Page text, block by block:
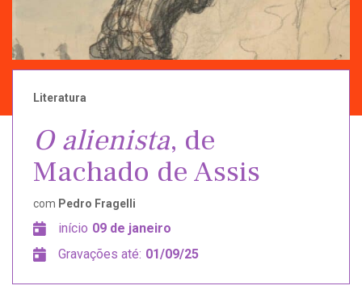
Literatura
O alienista, de
Machado de Assis
com Pedro Fragelli
início 09 de janeiro
Gravações até: 01/09/25